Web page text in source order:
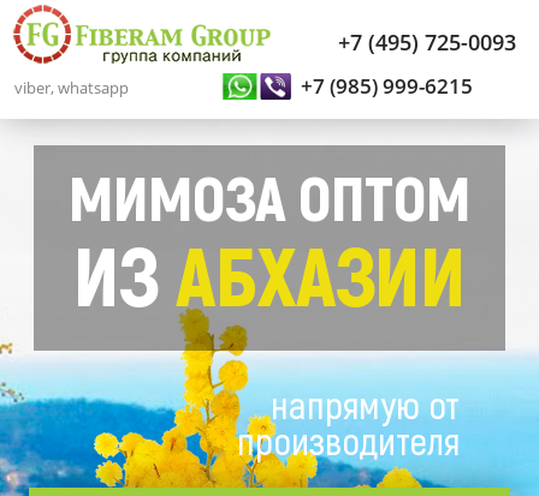
+7 (495) 725-0093
+7 (985) 999-6215
viber, whatsapp
напрямую от
производителя
МИМОЗА ОПТОМ
ИЗАБХАЗИИ